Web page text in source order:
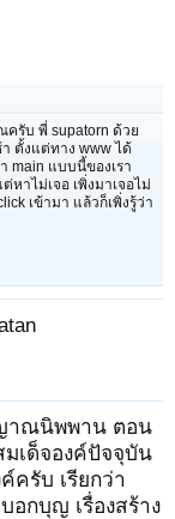
รับ พี่ supatorn ด้วย
ตั้งแต่ทาง www ได้
main แบบนี้ของเรา
หาไม่เจอ เพิ่งมาเจอไม่
เข้ามา แล้วก็เพิ่งรู้ว่า
าณนิพพาน ตอน
มเด็จองค์ปัจจุบัน
ครับ เรียกว่า
อกบุญ เรื่องสร้าง